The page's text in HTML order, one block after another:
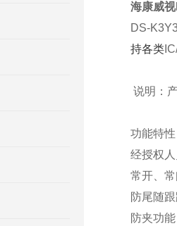
海康威
DS-
持各类
说明：
功能特性
经授权
常开、
防尾随
防夹功